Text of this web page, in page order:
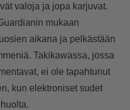
valoja ja jopa karjuvat.
mukaan
aikana ja pelkästään
Takikawassa, jossa
ei ole tapahtunut
kun elektroniset sudet